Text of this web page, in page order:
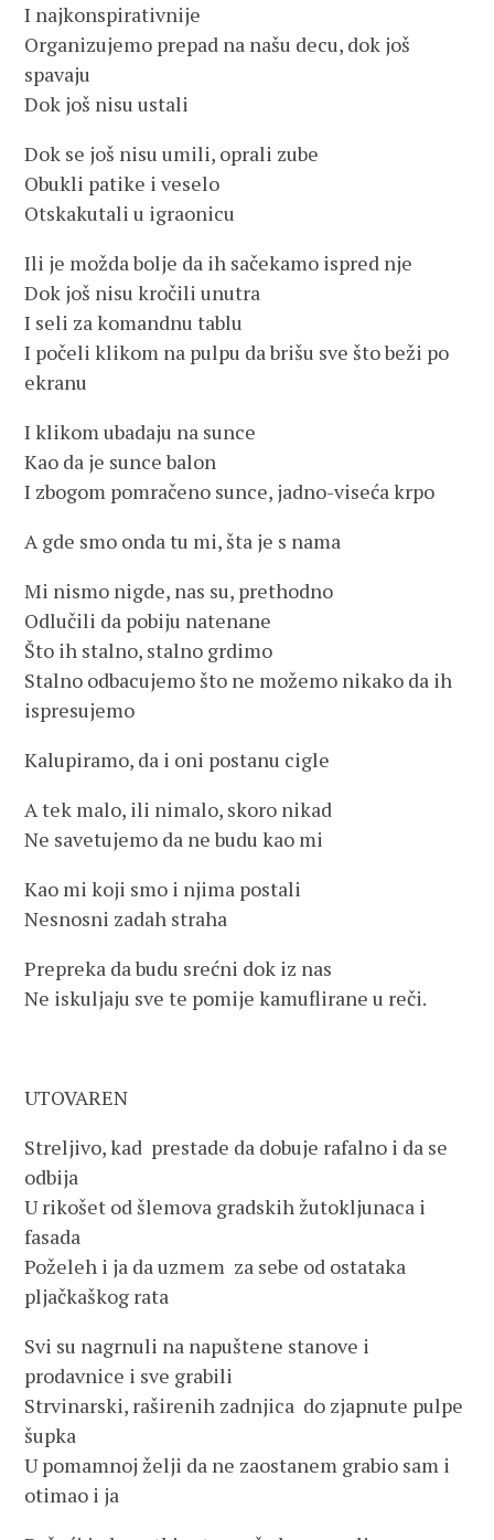
I najkonspirativnije
Organizujemo prepad na našu decu, dok još
spavaju
Dok još nisu ustali
Dok se još nisu umili, oprali zube
Obukli patike i veselo
Otskakutali u igraonicu
Ili je možda bolje da ih sačekamo ispred nje
Dok još nisu kročili unutra
I seli za komandnu tablu
I počeli klikom na pulpu da brišu sve što beži po
ekranu
I klikom ubadaju na sunce
Kao da je sunce balon
I zbogom pomračeno sunce, jadno-viseća krpo
A gde smo onda tu mi, šta je s nama
Mi nismo nigde, nas su, prethodno
Odlučili da pobiju natenane
Što ih stalno, stalno grdimo
Stalno odbacujemo što ne možemo nikako da ih
ispresujemo
Kalupiramo, da i oni postanu cigle
A tek malo, ili nimalo, skoro nikad
Ne savetujemo da ne budu kao mi
Kao mi koji smo i njima postali
Nesnosni zadah straha
Prepreka da budu srećni dok iz nas
Ne iskuljaju sve te pomije kamuflirane u reči.
UTOVAREN
Streljivo, kad prestade da dobuje rafalno i da se
odbija
U rikošet od šlemova gradskih žutokljunaca i
fasada
Poželeh i ja da uzmem za sebe od ostataka
pljačkaškog rata
Svi su nagrnuli na napuštene stanove i
prodavnice i sve grabili
Strvinarski, raširenih zadnjica do zjapnute pulpe
šupka
U pomamnoj želji da ne zaostanem grabio sam i
otimao i ja